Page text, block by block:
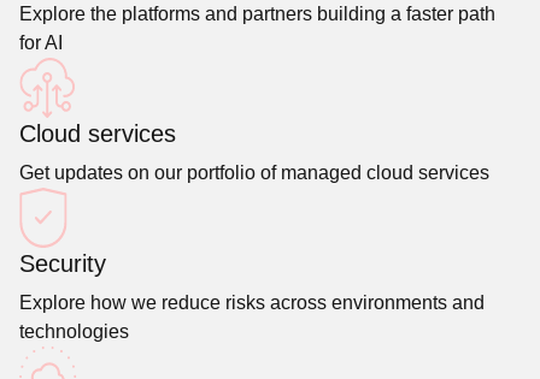
Explore the platforms and partners building a faster path
for AI
Cloud services
Get updates on our portfolio of managed cloud services
Security
Explore how we reduce risks across environments and
technologies